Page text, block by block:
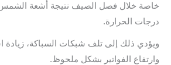
خاصة خلال فصل الصيف نتيجة أشعة الشمس
درجات الحرارة.
ويؤدي ذلك إلى تلف شبكات السباكة، زيادة
وارتفاع الفواتير بشكل ملحوظ.